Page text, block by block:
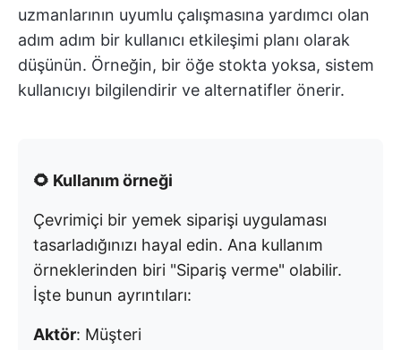
uzmanlarının uyumlu çalışmasına yardımcı olan
adım adım bir kullanıcı etkileşimi planı olarak
düşünün. Örneğin, bir öğe stokta yoksa, sistem
kullanıcıyı bilgilendirir ve alternatifler önerir.
🌻 Kullanım örneği
Çevrimiçi bir yemek siparişi uygulaması
tasarladığınızı hayal edin. Ana kullanım
örneklerinden biri "Sipariş verme" olabilir.
İşte bunun ayrıntıları:
Aktör: Müşteri